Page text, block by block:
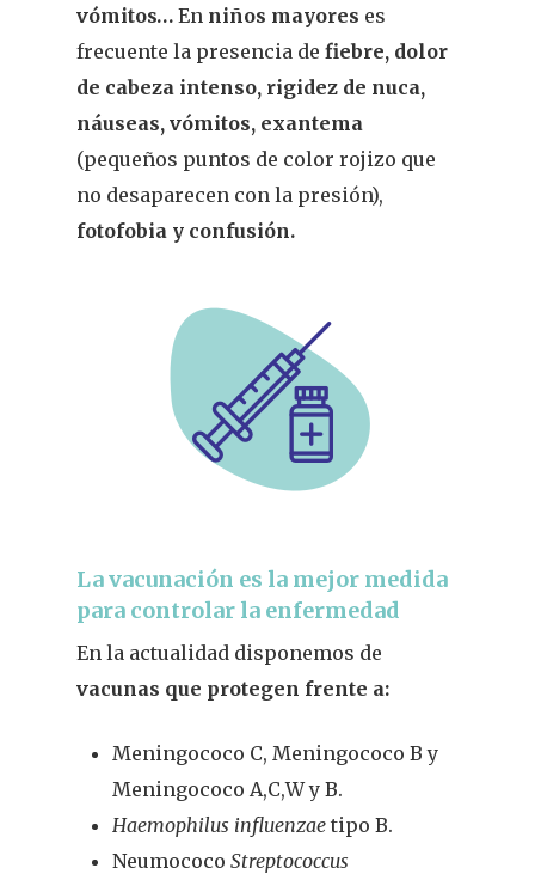
vómitos… En niños mayores es
frecuente la presencia de fiebre, dolor
de cabeza intenso, rigidez de nuca,
náuseas, vómitos, exantema
(pequeños puntos de color rojizo que
no desaparecen con la presión),
fotofobia y confusión.
La vacunación es la mejor medida
para controlar la enfermedad
En la actualidad disponemos de
vacunas que protegen frente a:
Meningococo C, Meningococo B y
Meningococo A,C,W y B.
Haemophilus influenzae tipo B.
NeumococoStreptococcus
Cuídate
Actualidad
¿Sabías
I Jornada Gallega De
Dermofarmacia
Problemas
Nutrición
Fitoterapia